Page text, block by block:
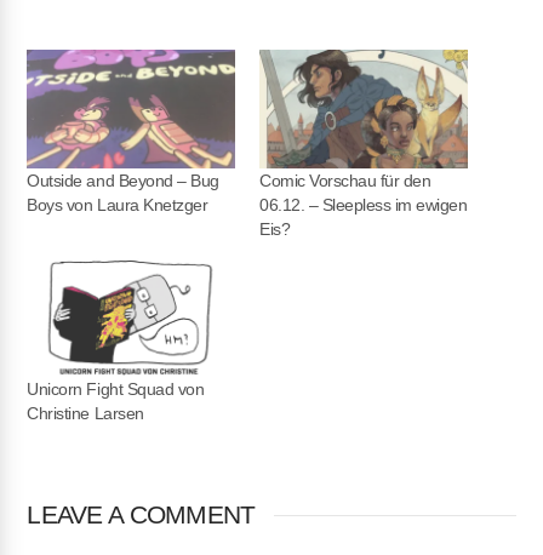
Outside and Beyond – Bug
Boys von Laura Knetzger
Comic Vorschau für den
06.12. – Sleepless im ewigen
Eis?
Unicorn Fight Squad von
Christine Larsen
LEAVE A COMMENT